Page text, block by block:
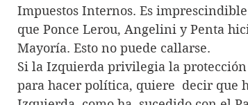
Impuestos Internos. Es
que Ponce Lerou, Angelini y Penta
Mayoría. Esto no puede callarse.
Si la Izquierda privilegia la
para hacer política, quiere  decir que